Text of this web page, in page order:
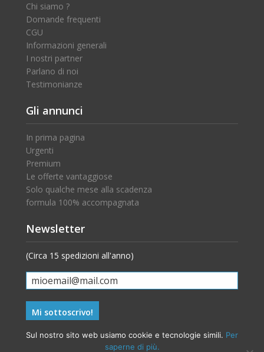
Chi siamo ?
Domande frequenti
CGU
Informazioni generali
I nostri partner
Parlano di noi
Testimonianze
Gli annunci
In prima pagina
Urgenti
Premium
Le offerte vantaggiose
Solo qualche mese alla scadenza
formula 100% accompagnata
Newsletter
(Circa 15 spedizioni all'anno)
Sul nostro sito web usiamo cookie e tecnologie simili. Per
saperne di più.